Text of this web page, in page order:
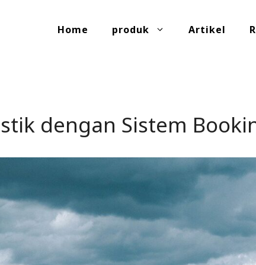
Home produk Artikel
dengan Sistem